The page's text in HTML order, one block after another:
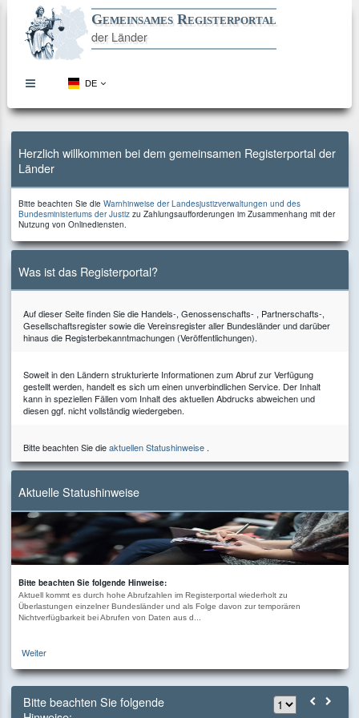
Gemeinsames Registerportal
der Länder
button
DE
Direkt
zum
Direkt
zur
Direkt
zur
Direkt
zum
Herzlich willkommen bei dem gemeinsamen Registerportal der
Länder
Bitte
beachten
Sie
Bitte beachten Sie die Warnhinweise der Landesjustizverwaltungen und des
Bundesministeriums der Justiz zu
Zusammenhang
Nutzung
zu Zahlungsaufforderungen im Zusammenhang mit der
Nutzung von Onlinediensten.
Was ist das Registerportal?
Auf dieser Seite finden Sie die Handels-, Genossenschafts- , Partnerschafts-,
Gesellschaftsregister sowie die Vereinsregister aller Bundesländer und darüber
hinaus die Registerbekanntmachungen (Veröffentlichungen).
Soweit in den Ländern strukturierte Informationen zum Abruf zur Verfügung
gestellt werden, handelt es sich um einen unverbindlichen Service. Der Inhalt
kann in speziellen Fällen vom Inhalt des aktuellen Abdrucks abweichen und
diesen ggf. nicht vollständig wiedergeben.
Bitte beachten Sie dieaktuellen Statushinweise.
Aktuelle Statushinweise
Bitte beachten Sie folgende Hinweise:
Aktuell kommt es durch hohe Abrufzahlen im Registerportal wiederholt zu
Überlastungen einzelner Bundesländer und als Folge davon zur temporären
Nichtverfügbarkeit bei Abrufen von Daten aus d...
Weiter
Bitte beachten Sie folgende